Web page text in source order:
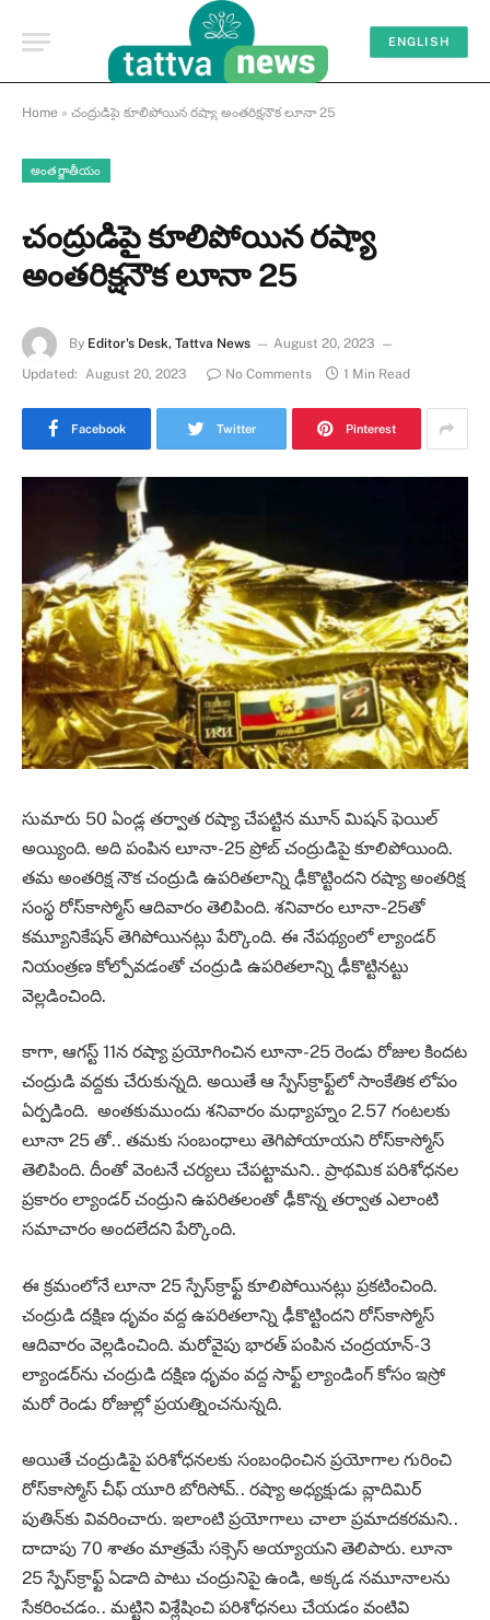
ENGLISH
Home » చంద్రుడిపై కూలిపోయిన రష్యా అంతరిక్షనౌక లూనా 25
అంతర్జాతీయం
చంద్రుడిపై కూలిపోయిన రష్యా
అంతరిక్షనౌక లూనా 25
By Editor's Desk, Tattva News
August 20, 2023
Updated: August 20, 2023 No Comments 1 Min Read
Facebook Twitter Pinterest
సుమారు 50 ఏండ్ల తర్వాత రష్యా చేపట్టిన మూన్‌ మిషన్‌ ఫెయిల్‌
అయ్యింది. అది పంపిన లూనా-25 ప్రోబ్‌ చంద్రుడిపై కూలిపోయింది.
తమ అంతరిక్ష నౌక చంద్రుడి ఉపరితలాన్ని ఢీకొట్టిందని రష్యా అంతరిక్ష
సంస్థ రోస్‌కాస్మోస్ ఆదివారం తెలిపింది. శనివారం లూనా-25తో
కమ్యూనికేషన్‌ తెగిపోయినట్లు పేర్కొంది. ఈ నేపథ్యంలో ల్యాండర్‌
నియంత్రణ కోల్పోవడంతో చంద్రుడి ఉపరితలాన్ని ఢీకొట్టినట్టు
వెల్లడించింది.
కాగా, ఆగస్ట్‌ 11న రష్యా ప్రయోగించిన లూనా-25 రెండు రోజుల కిందట
చంద్రుడి వద్దకు చేరుకున్నది. అయితే ఆ స్పేస్‌క్రాఫ్ట్‌లో సాంకేతిక లోపం
ఏర్పడింది. అంతకుముందు శనివారం మధ్యాహ్నం 2.57 గంటలకు
లూనా 25 తో.. తమకు సంబంధాలు తెగిపోయాయని రోస్‌కాస్మోస్
తెలిపింది. దీంతో వెంటనే చర్యలు చేపట్టామని.. ప్రాథమిక పరిశోధనల
ప్రకారం ల్యాండర్ చంద్రుని ఉపరితలంతో ఢీకొన్న తర్వాత ఎలాంటి
సమాచారం అందలేదని పేర్కొంది.
ఈ క్రమంలోనే లూనా 25 స్పేస్‌క్రాఫ్ట్ కూలిపోయినట్లు ప్రకటించింది.
చంద్రుడి దక్షిణ ధృవం వద్ద ఉపరితలాన్ని ఢీకొట్టిందని రోస్‌కాస్మోస్‌
ఆదివారం వెల్లడించింది. మరోవైపు భారత్‌ పంపిన చంద్రయాన్‌-3
ల్యాండర్‌ను చంద్రుడి దక్షిణ ధృవం వద్ద సాఫ్ట్‌ ల్యాండింగ్‌ కోసం ఇస్రో
మరో రెండు రోజుల్లో ప్రయత్నించనున్నది.
అయితే చంద్రుడిపై పరిశోధనలకు సంబంధించిన ప్రయోగాల గురించి
రోస్‌కాస్మోస్ చీఫ్ యూరి బోరిసోవ్.. రష్యా అధ్యక్షుడు వ్లాదిమిర్
పుతిన్‌‌కు వివరించారు. ఇలాంటి ప్రయోగాలు చాలా ప్రమాదకరమని..
దాదాపు 70 శాతం మాత్రమే సక్సెస్ అయ్యాయని తెలిపారు. లూనా
25 స్పేస్‌క్రాఫ్ట్ ఏడాది పాటు చంద్రునిపై ఉండి, అక్కడ నమూనాలను
సేకరించడం.. మట్టిని విశ్లేషించి పరిశోధనలు చేయడం వంటివి